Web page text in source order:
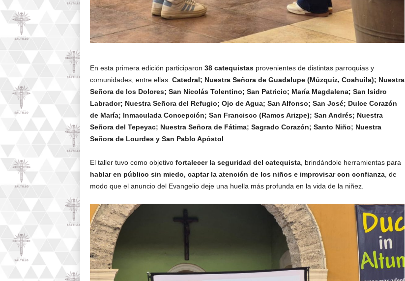
En esta primera edición participaron 38 catequistasprovenientes de distintas parroquias y
comunidades, entre ellas: Catedral; Nuestra Señora de Guadalupe (Múzquiz, Coahuila); Nuestra
Señora de los Dolores; San Nicolás Tolentino; San Patricio; María Magdalena; San Isidro
Labrador; Nuestra Señora del Refugio; Ojo de Agua; San Alfonso; San José; Dulce Corazón
de María; Inmaculada Concepción; San Francisco (Ramos Arizpe); San Andrés; Nuestra
Señora del Tepeyac; Nuestra Señora de Fátima; Sagrado Corazón; Santo Niño; Nuestra
Señora de Lourdes y San Pablo Apóstol.
El taller tuvo como objetivo fortalecer la seguridad del catequista, brindándole herramientas para
hablar en público sin miedo, captar la atención de los niños e improvisar con confianza, de
modo que el anuncio del Evangelio deje una huella más profunda en la vida de la niñez.